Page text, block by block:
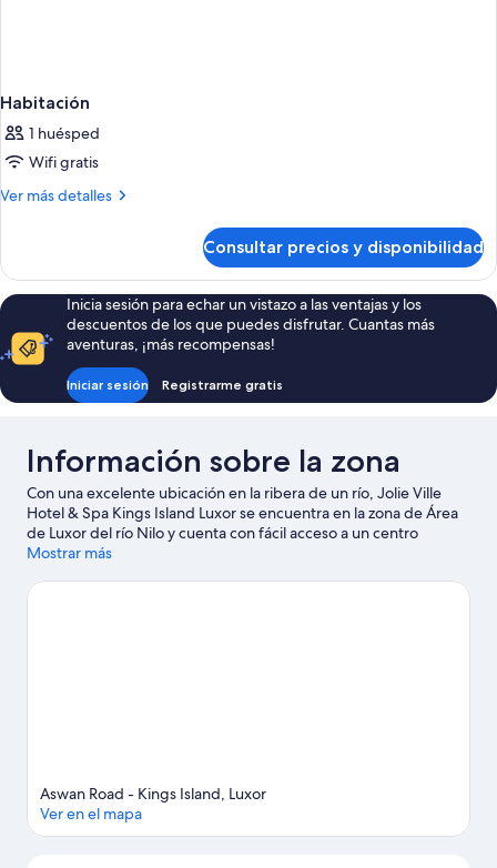
Habitación
1 huésped
Wifi gratis
Ver más detalles
Más
Consultar precios y disponibilidad
Inicia sesión para echar un vistazo a las ventajas y los
descuentos de los que puedes disfrutar. Cuantas más
aventuras, ¡más recompensas!
Iniciar sesión Registrarme gratis
Información sobre la zona
Con una excelente ubicación en la ribera de un río, Jolie Ville
Hotel & Spa Kings Island Luxor se encuentra en la zona de Área
de Luxor del río Nilo y cuenta con fácil acceso a un centro
comercial. Necrópolis de Tebas Antigua y Nilo son una buena
puedes acercarte a atractivos turísticos como ACE-Cuidado de
Mostrar más
Aswan Road - Kings Island, Luxor
Ver en el mapa